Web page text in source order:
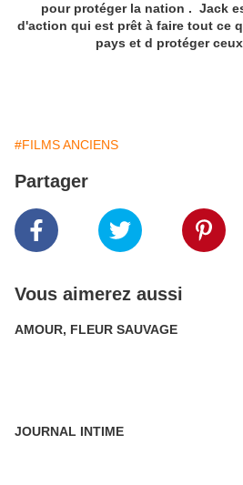
pour protéger la nation . Jack
d'action qui est prêt à faire tout ce
pays et d protéger
#FILMS ANCIENS
Partager
Vous aimerez aussi
AMOUR, FLEUR SAUVAGE
JOURNAL INTIME